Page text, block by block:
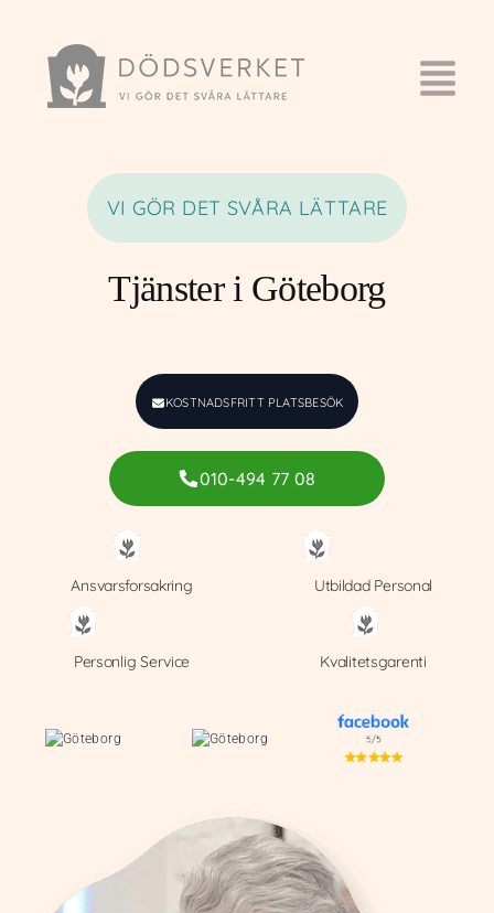
VI GÖR DET SVÅRA LÄTTARE
Tjänster i Göteborg
KOSTNADSFRITT PLATSBESÖK
010-494 77 08
Ansvarsforsakring Utbildad Personal
Personlig Service Kvalitetsgarenti